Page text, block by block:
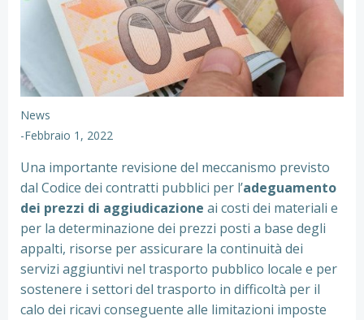
News
-Febbraio 1, 2022
Una importante revisione del meccanismo previsto
dal Codice dei contratti pubblici per l’adeguamento
dei prezzi di aggiudicazione ai costi dei materiali e
per la determinazione dei prezzi posti a base degli
appalti, risorse per assicurare la continuità dei
servizi aggiuntivi nel trasporto pubblico locale e per
sostenere i settori del trasporto in difficoltà per il
calo dei ricavi conseguente alle limitazioni imposte